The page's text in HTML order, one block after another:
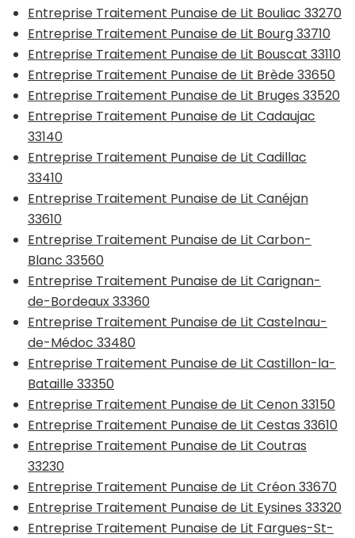
Entreprise Traitement Punaise de Lit Bouliac 33270
Entreprise Traitement Punaise de Lit Bourg 33710
Entreprise Traitement Punaise de Lit Bouscat 33110
Entreprise Traitement Punaise de Lit Brède 33650
Entreprise Traitement Punaise de Lit Bruges 33520
Entreprise Traitement Punaise de Lit Cadaujac
33140
Entreprise Traitement Punaise de Lit Cadillac
33410
Entreprise Traitement Punaise de Lit Canéjan
33610
Entreprise Traitement Punaise de Lit Carbon-
Blanc 33560
Entreprise Traitement Punaise de Lit Carignan-
de-Bordeaux 33360
Entreprise Traitement Punaise de Lit Castelnau-
de-Médoc 33480
Entreprise Traitement Punaise de Lit Castillon-la-
Bataille 33350
Entreprise Traitement Punaise de Lit Cenon 33150
Entreprise Traitement Punaise de Lit Cestas 33610
Entreprise Traitement Punaise de Lit Coutras
33230
Entreprise Traitement Punaise de Lit Créon 33670
Entreprise Traitement Punaise de Lit Eysines 33320
Entreprise Traitement Punaise de Lit Fargues-St-